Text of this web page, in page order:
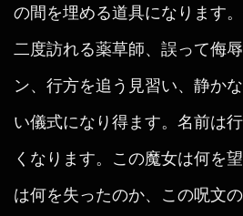
の間を埋める道具になります
二度訪れる薬草師、誤って侮
ン、行方を追う見習い、静か
い儀式になり得ます。名前は
くなります。この魔女は何を
は何を失ったのか、この呪文